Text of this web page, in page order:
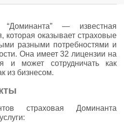
“Доминанта” — известная
которая оказывает страховые
разными потребностями и
Она имеет 32 лицензии на
и может сотрудничать как
из бизнесом.
страховая Доминанта